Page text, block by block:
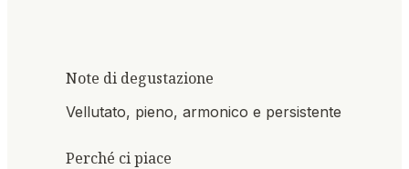
Note di degustazione
Vellutato, pieno, armonico e persistente
Perché ci piace